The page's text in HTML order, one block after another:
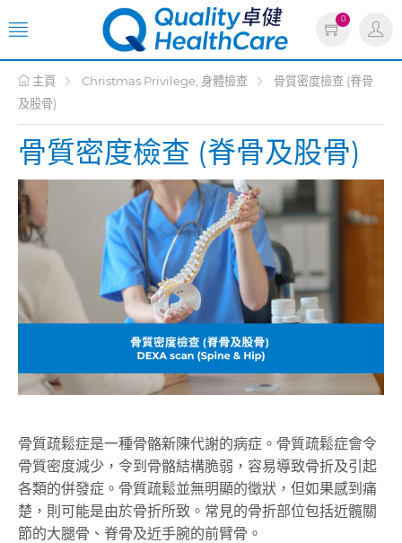
0
主頁 Christmas Privilege, 身體檢查
骨質密度檢查 (脊骨
及股骨)
骨質密度檢查 (脊骨及股骨)
骨質疏鬆症是一種骨骼新陳代謝的病症。骨質疏鬆症會令
骨質密度減少，令到骨骼結構脆弱，容易導致骨折及引起
各類的併發症。骨質疏鬆並無明顯的徵狀，但如果感到痛
楚，則可能是由於骨折所致。常見的骨折部位包括近髖關
節的大腿骨、脊骨及近手腕的前臂骨。